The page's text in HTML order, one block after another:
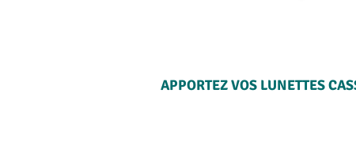
APPORTEZ VOS LUNETTES